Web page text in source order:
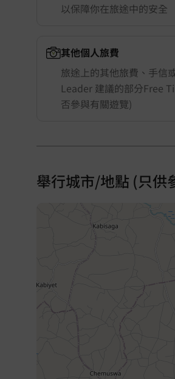
以保障你在旅途中的安全
其他個人旅費
旅途上的其他旅費、手信
Leader 建議的部分Free
否參與有關遊覽)
舉行城市/地點 (只供